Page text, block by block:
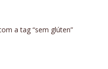
a tag “sem glúten”